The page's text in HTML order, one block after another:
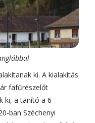
ki. A kialakítás
fafűrészelőt
ki, a tanító a 6
ban Széchenyi